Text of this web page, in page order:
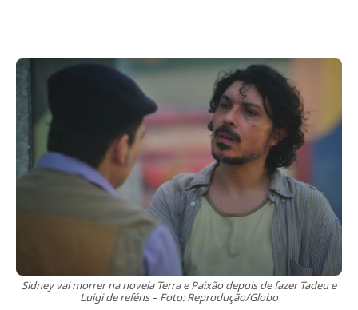
Sidney vai morrer na novela Terra e Paixão depois de fazer Tadeu e
Luigi de reféns – Foto: Reprodução/Globo